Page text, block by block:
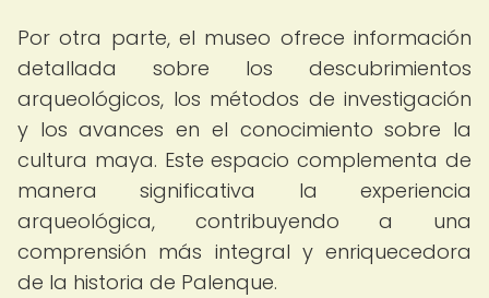
Por otra parte, el museo ofrece información
detallada sobre los descubrimientos
arqueológicos, los métodos de investigación
y los avances en el conocimiento sobre la
cultura maya. Este espacio complementa de
manera significativa la experiencia
arqueológica, contribuyendo a una
comprensión más integral y enriquecedora
de la historia de Palenque.